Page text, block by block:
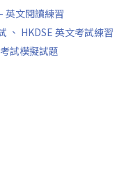
英文閱讀練習
、 HKDSE 英文考試練習
試模擬試題